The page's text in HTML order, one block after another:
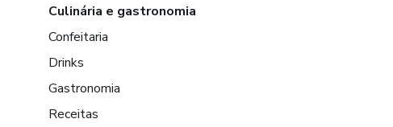
Culinária e gastronomia
Confeitaria
Drinks
Gastronomia
Receitas